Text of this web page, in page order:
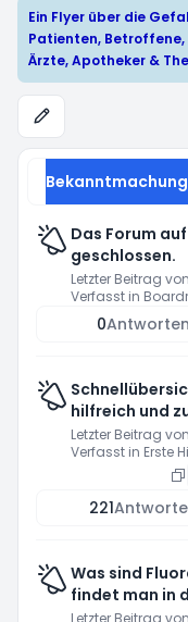
Ein Flyer über die
Patienten, Betroffene,
Ärzte, Apotheker &
Das Forum
geschlossen.
Letzter Beitrag von
Verfasst in
0Antworten
hilfreich und
Letzter Beitrag von
Verfasst in Erste
221
Was sind
findet man in
Letzter Beitrag von